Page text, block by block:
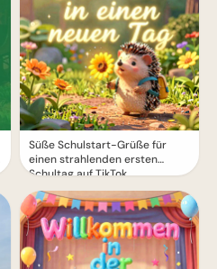
Süße Schulstart-Grüße für
einen strahlenden ersten
Schultag auf TikTok